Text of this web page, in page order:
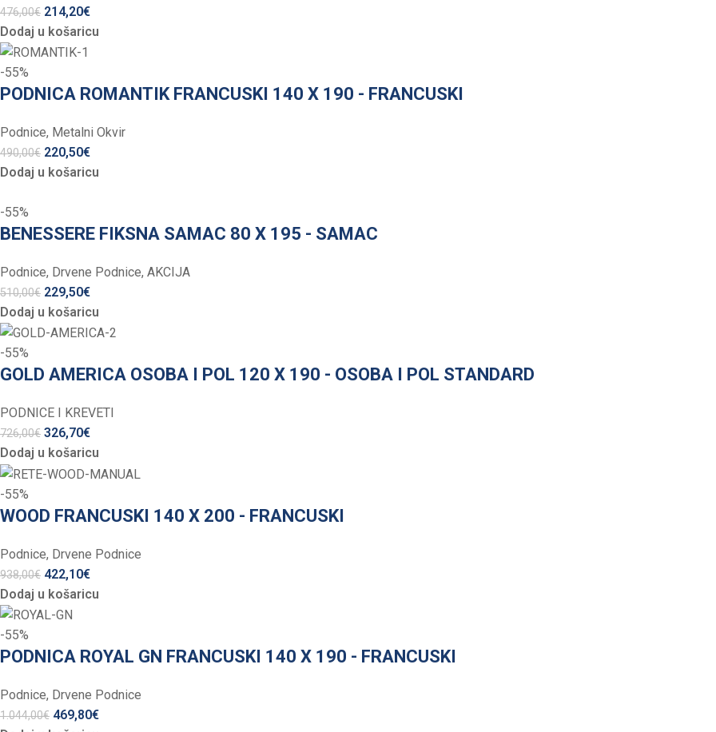
476,00€ 214,20€
Dodaj u košaricu
-55%
PODNICA ROMANTIK FRANCUSKI 140 X 190 - FRANCUSKI
Podnice, Metalni Okvir
490,00€ 220,50€
Dodaj u košaricu
-55%
BENESSERE FIKSNA SAMAC 80 X 195 - SAMAC
Podnice, Drvene Podnice, AKCIJA
510,00€ 229,50€
Dodaj u košaricu
-55%
GOLD AMERICA OSOBA I POL 120 X 190 - OSOBA I POL STANDARD
PODNICE I KREVETI
726,00€ 326,70€
Dodaj u košaricu
-55%
WOOD FRANCUSKI 140 X 200 - FRANCUSKI
Podnice, Drvene Podnice
938,00€ 422,10€
Dodaj u košaricu
-55%
PODNICA ROYAL GN FRANCUSKI 140 X 190 - FRANCUSKI
Podnice, Drvene Podnice
1.044,00€ 469,80€